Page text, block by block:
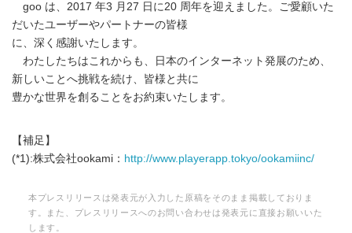
goo は、2017 年3 月27 日に20 周年を迎えました。ご愛顧いた
だいたユーザーやパートナーの皆様
に、深く感謝いたします。
わたしたちはこれからも、日本のインターネット発展のため、
新しいことへ挑戦を続け、皆様と共に
豊かな世界を創ることをお約束いたします。
【補足】
(*1):株式会社ookami： http://www.playerapp.tokyo/ookamiinc/
本プレスリリースは発表元が入力した原稿をそのまま掲載しておりま
す。また、プレスリリースへのお問い合わせは発表元に直接お願いいた
します。